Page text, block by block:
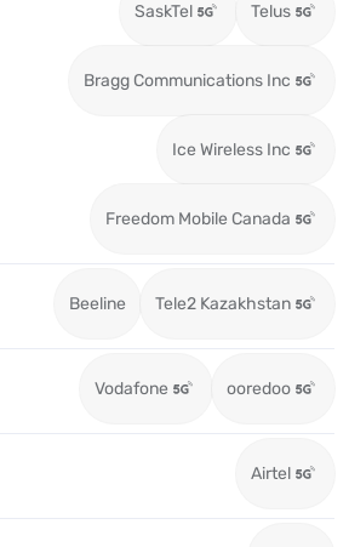
SaskTel Telus
Bragg Communications Inc
Ice Wireless Inc
Freedom Mobile Canada
Beeline Tele2 Kazakhstan
Vodafone ooredoo
Airtel